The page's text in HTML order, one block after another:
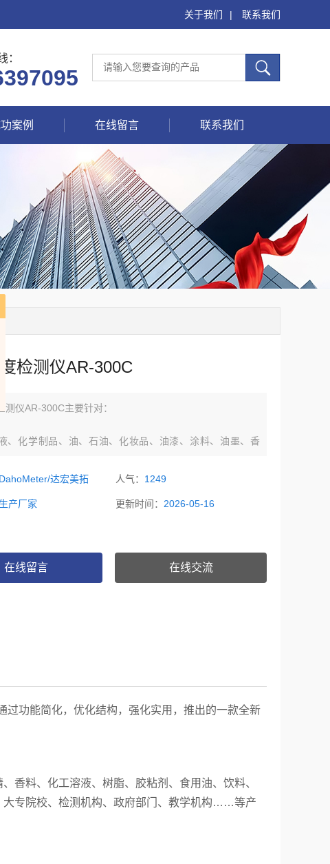
关于我们 | 联系我们
：
案例 在线留言 联系我们
度检测仪AR-300C
测仪AR-300C主要针对：
、化学制品、油、石油、化妆品、油漆、涂料、油墨、香
加工、火电、电镀行业、建筑、化工贸易、大专院校、检测
DahoMeter/达宏美拓 人气： 1249
生产厂家 更新时间： 2026-05-16
在线留言 在线交流
过功能简化， 优化结构， 强化实用，推出的一款全新
香料、化工溶液、树脂、胶粘剂、食用油、饮料、
专院校、检测机构、政府部门、教学机构……等产